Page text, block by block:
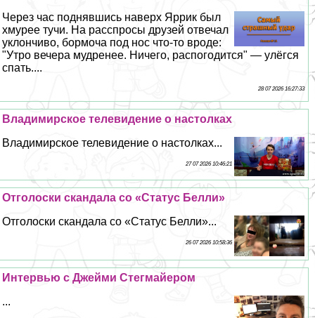
Через час поднявшись наверх Яррик был
хмурее тучи. На расспросы друзей отвечал
уклончиво, бормоча под нос что-то вроде:
"Утро вечера мудренее. Ничего, распогодится" — улёгся
спать....
28 07 2026 16:27:33
Владимирское телевидение о настолках
Владимирское телевидение о настолках...
27 07 2026 10:46:21
Отголоски скандала со «Статус Белли»
Отголоски скандала со «Статус Белли»...
26 07 2026 10:58:36
Интервью с Джейми Стегмайером
...